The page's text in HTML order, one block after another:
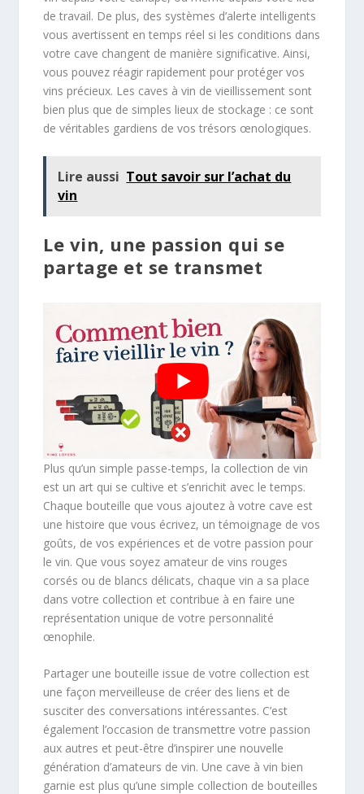
de travail. De plus, des systèmes d’alerte intelligents
vous avertissent en temps réel si les conditions dans
votre cave changent de manière significative. Ainsi,
vous pouvez réagir rapidement pour protéger vos
vins précieux. Les caves à vin de vieillissement sont
bien plus que de simples lieux de stockage : ce sont
de véritables gardiens de vos trésors œnologiques.
Lire aussi Tout savoir sur l’achat du
vin
Le vin, une passion qui se
partage et se transmet
Plus qu’un simple passe-temps, la collection de vin
est un art qui se cultive et s’enrichit avec le temps.
Chaque bouteille que vous ajoutez à votre cave est
une histoire que vous écrivez, un témoignage de vos
goûts, de vos expériences et de votre passion pour
le vin. Que vous soyez amateur de vins rouges
corsés ou de blancs délicats, chaque vin a sa place
dans votre collection et contribue à en faire une
représentation unique de votre personnalité
œnophile.
Partager une bouteille issue de votre collection est
une façon merveilleuse de créer des liens et de
susciter des conversations intéressantes. C’est
également l’occasion de transmettre votre passion
aux autres et peut-être d’inspirer une nouvelle
génération d’amateurs de vin. Une cave à vin bien
garnie est plus qu’une simple collection de bouteilles